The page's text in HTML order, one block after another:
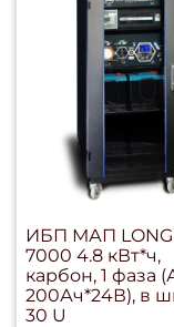
ИБП МАП LONG
7000 4.8 кВт*ч,
карбон, 1 фаза
200Ач*24В), в
30 U